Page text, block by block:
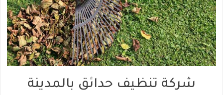
شركة تنظيف حدائق بالمدينة